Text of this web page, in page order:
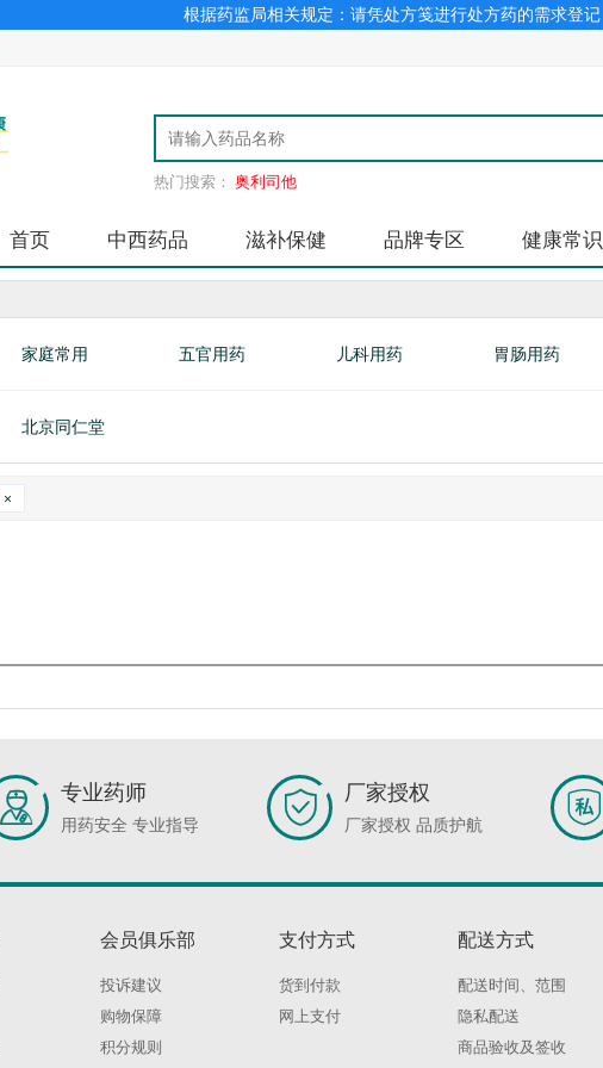
根据药监局相关规定：请凭处方笺进行处方药的需求登记
热门搜索： 奥利司他
首页 中西药品 滋补保健 品牌专区 健康常识
家庭常用 五官用药 儿科用药 胃肠用药
北京同仁堂
×
专业药师
用药安全 专业指导
厂家授权
厂家授权 品质护航
会员俱乐部
投诉建议
购物保障
积分规则
支付方式
货到付款
网上支付
配送方式
配送时间、范围
隐私配送
商品验收及签收